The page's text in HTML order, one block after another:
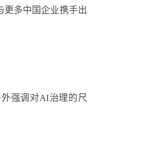
更多中国企业携手出
强调对AI治理的尺